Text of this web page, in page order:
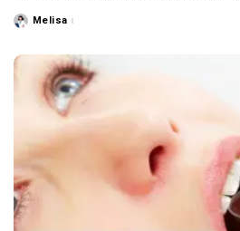
PostedMelisa